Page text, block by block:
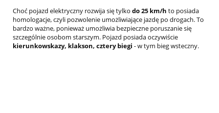
Choć pojazd elektryczny rozwija się tylko do 25 km/h to posiada
homologacje, czyli pozwolenie umożliwiające jazdę po drogach. To
bardzo ważne, ponieważ umożliwia bezpieczne poruszanie się
szczególnie osobom starszym. Pojazd posiada oczywiście
kierunkowskazy, klakson, cztery biegi - w tym bieg wsteczny.